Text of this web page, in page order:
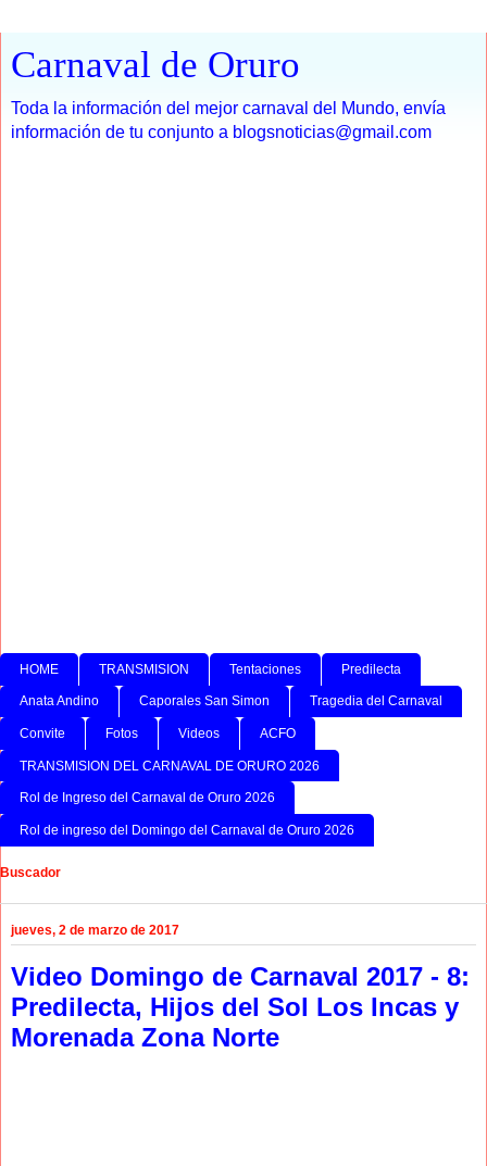
Carnaval de Oruro
Toda la información del mejor carnaval del Mundo, envía
información de tu conjunto a blogsnoticias@gmail.com
HOME TRANSMISION Tentaciones Predilecta
Anata Andino Caporales San Simon Tragedia del Carnaval
Convite Fotos Videos ACFO
TRANSMISION DEL CARNAVAL DE ORURO 2026
Rol de Ingreso del Carnaval de Oruro 2026
Rol de ingreso del Domingo del Carnaval de Oruro 2026
Buscador
jueves, 2 de marzo de 2017
Video Domingo de Carnaval 2017 - 8:
Predilecta, Hijos del Sol Los Incas y
Morenada Zona Norte